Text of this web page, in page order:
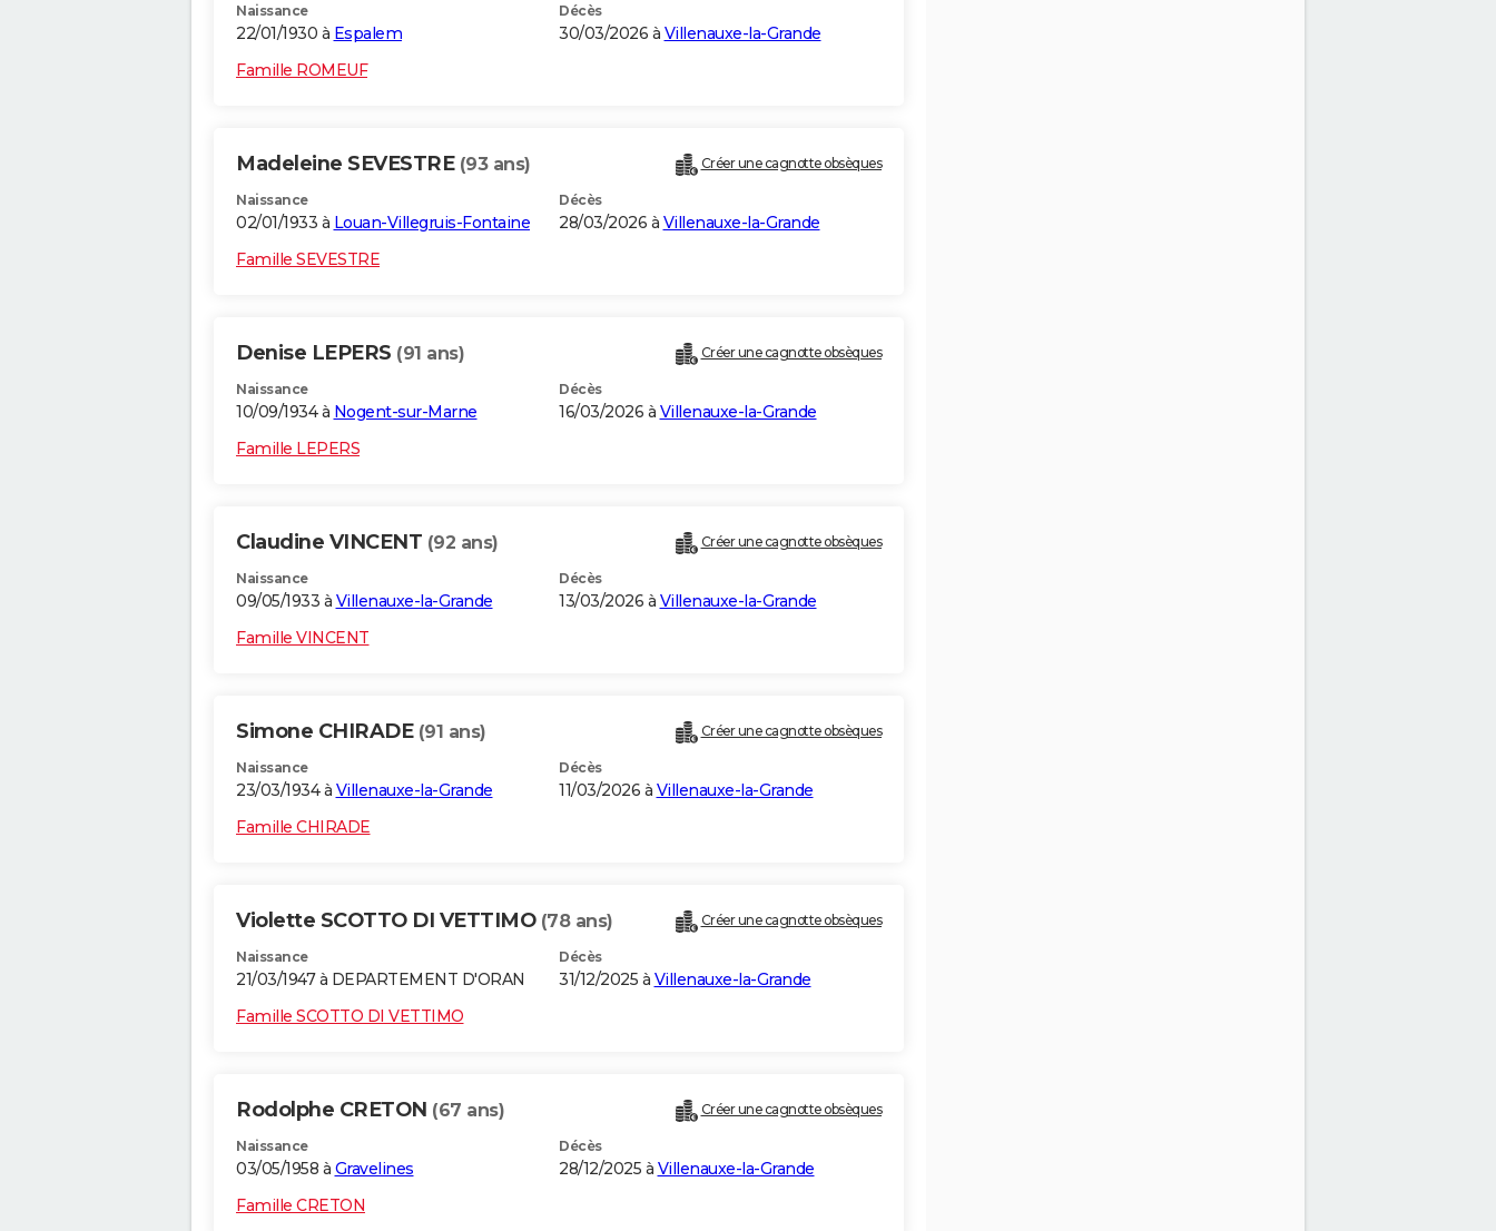
Naissance
22/01/1930 à Espalem
Décès
30/03/2026 à Villenauxe-la-Grande
Famille ROMEUF
Madeleine SEVESTRE (93 ans) Créer une cagnotte obsèques
Naissance
02/01/1933 à Louan-Villegruis-Fontaine
Décès
28/03/2026 à Villenauxe-la-Grande
Famille SEVESTRE
Denise LEPERS (91 ans) Créer une cagnotte obsèques
Naissance
10/09/1934 à Nogent-sur-Marne
Décès
16/03/2026 à Villenauxe-la-Grande
Famille LEPERS
Claudine VINCENT (92 ans) Créer une cagnotte obsèques
Naissance
09/05/1933 à Villenauxe-la-Grande
Décès
13/03/2026 à Villenauxe-la-Grande
Famille VINCENT
Simone CHIRADE (91 ans) Créer une cagnotte obsèques
Naissance
23/03/1934 à Villenauxe-la-Grande
Décès
11/03/2026 à Villenauxe-la-Grande
Famille CHIRADE
Violette SCOTTO DI VETTIMO (78 ans) Créer une cagnotte obsèques
Naissance
21/03/1947 à DEPARTEMENT D'ORAN
Décès
31/12/2025 à Villenauxe-la-Grande
Famille SCOTTO DI VETTIMO
Rodolphe CRETON (67 ans) Créer une cagnotte obsèques
Naissance
03/05/1958 à Gravelines
Décès
28/12/2025 à Villenauxe-la-Grande
Famille CRETON